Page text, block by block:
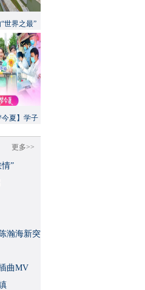
世界之最”
今夏】学子
更多>>
”
瀚海新突
曲MV